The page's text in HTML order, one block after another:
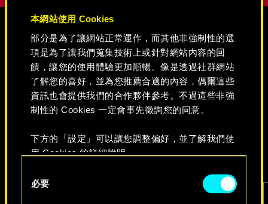
本網站使用 Cookies
部分是為了讓網站正常運作，而其他非強制性的選
項是為了讓我們蒐集技術上或針對網站內容的回
饋，讓您的使用體驗更加順暢。像是透過社群網站
了解您的喜好，並為您推薦合適的內容，偶爾這些
資訊也會提供我們的合作夥伴參考。不過這些非強
制性的 Cookies 一定會事先徵詢您的同意。
下方的「設定」可以讓您調整偏好，並了解我們使
用 Cookies 的詳細說明。
Selection
必要
媒體
《電馭叛客 2077》
影片 遊戲擷圖 概念美術圖